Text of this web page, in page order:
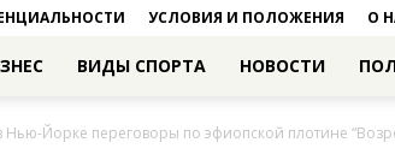
УСЛОВИЯ И ПОЛОЖЕНИЯ О
ВИДЫ СПОРТА НОВОСТИ
Йорке переговоры по эфиопской плотине